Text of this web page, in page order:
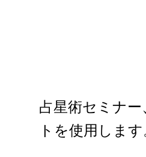
占星術セミナ
トを使用しま